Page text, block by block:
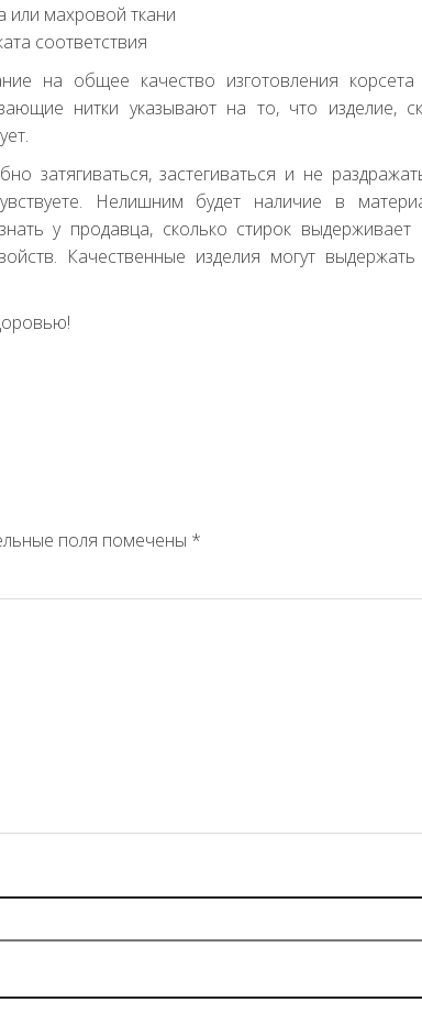
или махровой ткани
соответствия
на общее качество изготовления корсета
нитки указывают на то, что изделие,
затягиваться, застегиваться и не
Нелишним будет наличие в
у продавца, сколько стирок выдерживает
Качественные изделия могут
поля помечены *